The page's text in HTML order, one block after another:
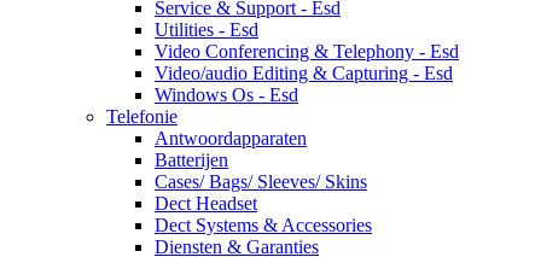
Service & Support - Esd
Utilities - Esd
Video Conferencing & Telephony - Esd
Video/audio Editing & Capturing - Esd
Windows Os - Esd
Telefonie
Antwoordapparaten
Batterijen
Cases/ Bags/ Sleeves/ Skins
Dect Headset
Dect Systems & Accessories
Diensten & Garanties